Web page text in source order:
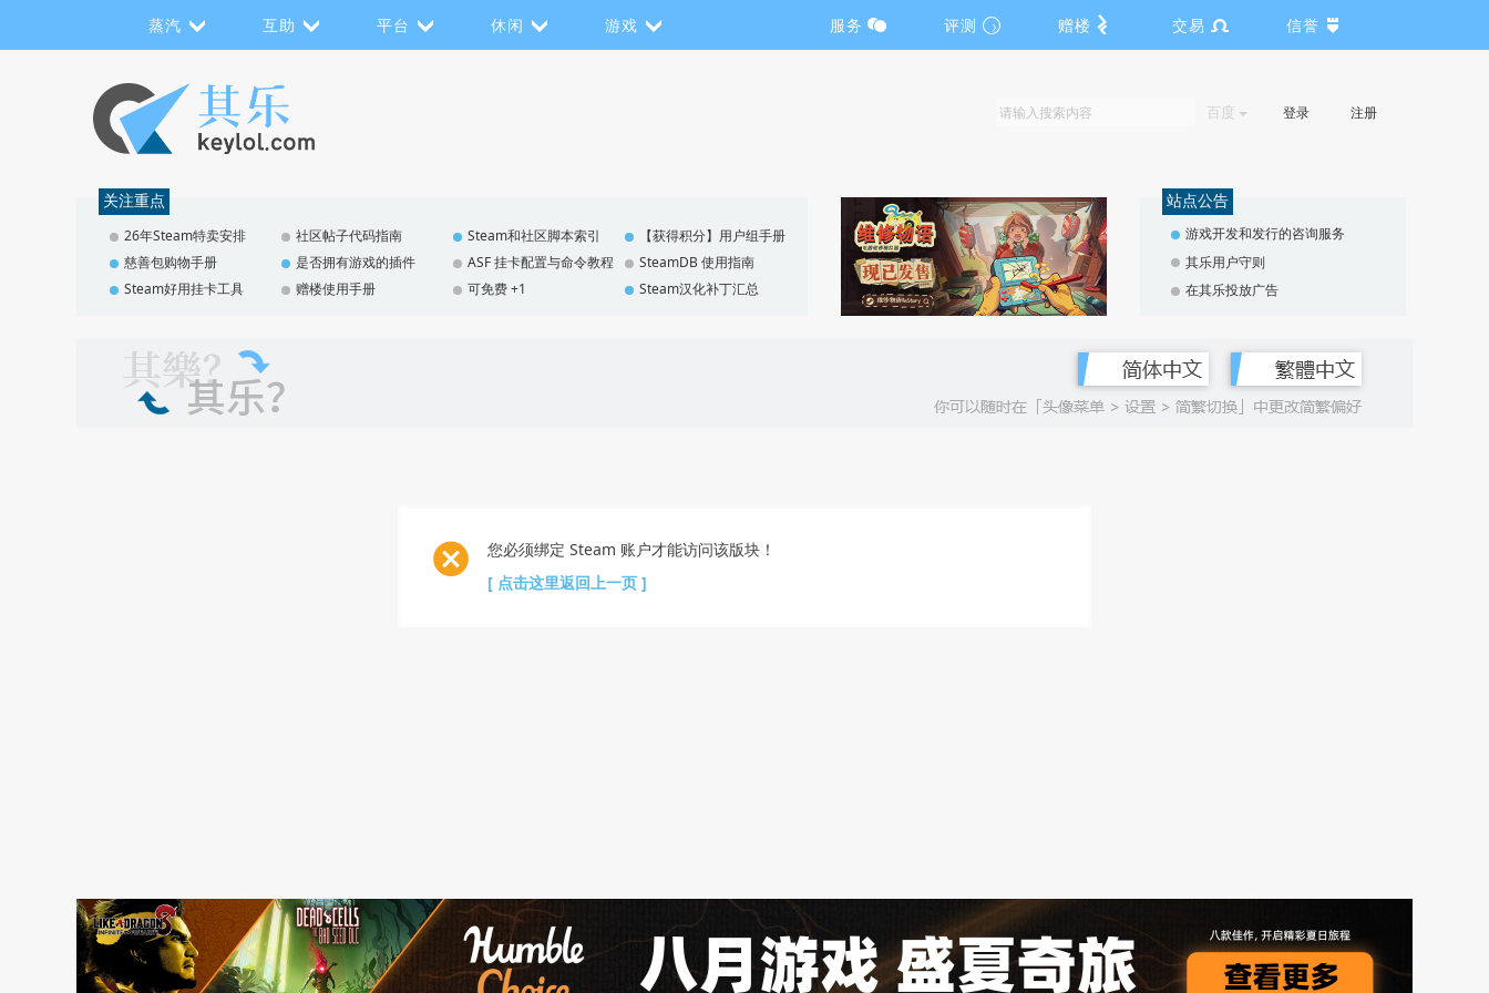
蒸汽 互助 平台 休闲 游戏 服务 评测 赠楼 交易 信誉
百度 登录 注册
关注重点
26年Steam特卖安排 社区帖子代码指南 Steam和社区脚本索引
【获得积分】用户组手册
慈善包购物手册
是否拥有游戏的插件 ASF 挂卡配置与命令教程
SteamDB 使用指南
Steam好用挂卡工具
赠楼使用手册 可免费 +1 Steam汉化补丁汇总
站点公告
游戏开发和发行的咨询服务
其乐用户守则
在其乐投放广告
您必须绑定 Steam 账户才能访问该版块！
[ 点击这里返回上一页 ]